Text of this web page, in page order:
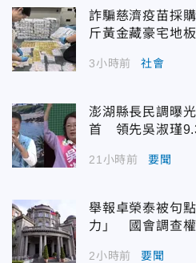
詐騙慈濟疫苗採
斤黃金藏豪宅地板
3小時前 社會
澎湖縣長民調曝
首 領先吳淑瑾
21小時前 要聞
舉報卓榮泰被句
力」 國會調查權
2小時前 要聞